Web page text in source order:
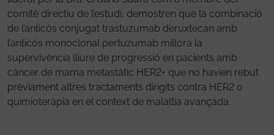
comitè directiu de l’estudi, demostren que la combinació
de l’anticòs conjugat trastuzumab deruxtecan amb
l’anticòs monoclonal pertuzumab millora la
supervivència lliure de progressió en pacients amb
càncer de mama metastàtic HER2+ que no havien rebut
prèviament altres tractaments dirigits contra HER2 o
quimioteràpia en el context de malaltia avançada.